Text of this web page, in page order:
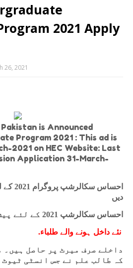
2021 Apply
26, 2021
is Announced
Program 2021 : This ad is
2021 on HEC Website: Last
Application 31-March-
احساس
دیں
احساس سکالرشپ 2021 کے لئے پیش کی جاتی ہے
.نئے داخل ہونے والے طلباء
داخلے صرف میرٹ پر حاصل ہیں۔
کہ طالب علم نے جس انسٹی